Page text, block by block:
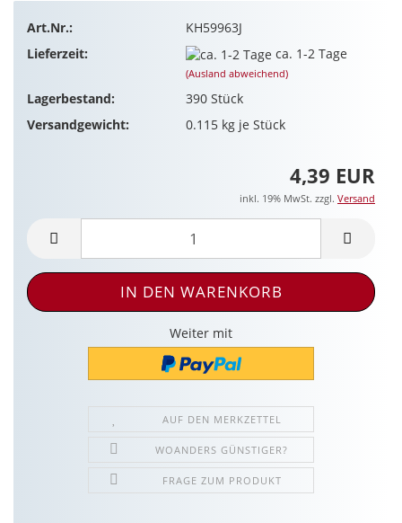
Art.Nr.:
KH59963J
Lieferzeit:
ca. 1-2 Tage
(Ausland abweichend)
Lagerbestand: 390 Stück
Versandgewicht:
0.115kg je Stück
4,39 EUR
inkl. 19% MwSt. zzgl. Versand
Weiter mit
AUF DEN MERKZETTEL
WOANDERS GÜNSTIGER?
FRAGE ZUM PRODUKT